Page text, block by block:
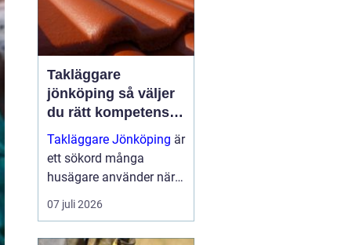
Takläggare
jönköping så väljer
du rätt kompetens
för ditt tak
Takläggare Jönköping är
ett sökord många
husägare använder när
tiden är inne för takbyte
eller takrenovering. Ett
07 juli 2026